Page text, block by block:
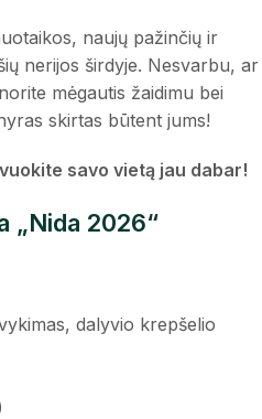
naujų pažinčių ir
nerijos širdyje. Nesvarbu, ar
mėgautis žaidimu bei
skirtas būtent jums!
savo vietą jau dabar!
„Nida 2026“
dalyvio krepšelio